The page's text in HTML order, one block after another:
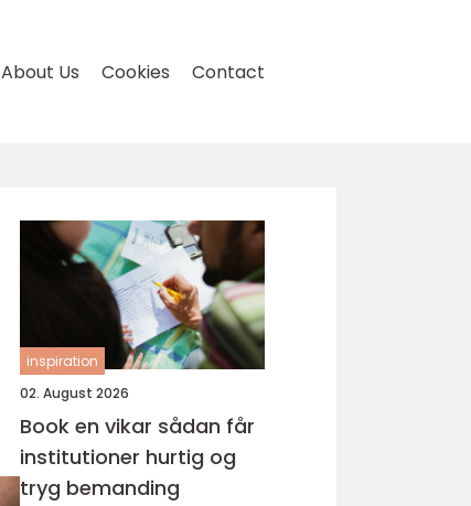
About Us Cookies Contact
inspiration
02. August 2026
Book en vikar sådan får
institutioner hurtig og
tryg bemanding